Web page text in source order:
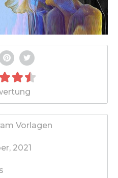
Vorlagen
2021